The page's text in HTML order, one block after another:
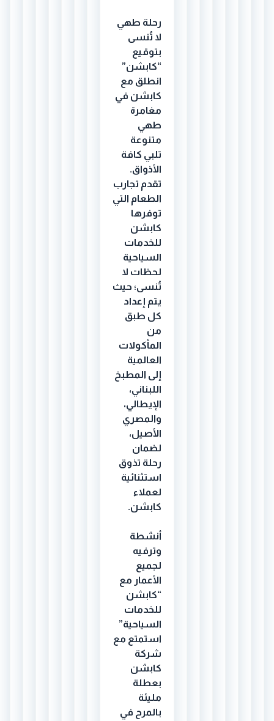
رحلة طهي
لا تُنسى
بتوقيع
“كابشن”
انطلق مع
كابشن في
مغامرة
طهي
متنوعة
تلبي كافة
الأذواق.
تقدم تجارب
الطعام التي
توفرها
كابشن
للخدمات
السياحية
لحظات لا
تُنسى؛ حيث
يتم إعداد
كل طبق
من
المأكولات
العالمية
إلى المطبخ
اللبناني،
الإيطالي،
والمصري
الأصيل،
لضمان
رحلة تذوق
استثنائية
لعملاء
كابشن.
أنشطة
وترفيه
لجميع
الأعمار مع
“كابشن
للخدمات
السياحية”
استمتع مع
شركة
كابشن
بعطلة
مليئة
بالمرح في